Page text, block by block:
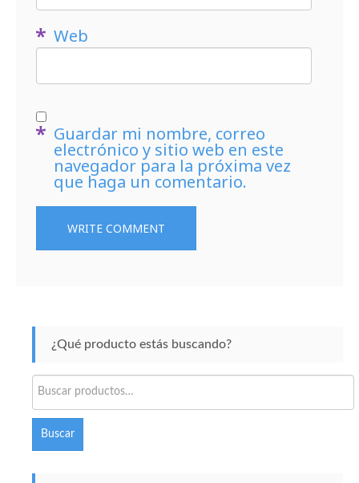
Web
Guardar mi nombre, correo
electrónico y sitio web en este
navegador para la próxima vez
que haga un comentario.
¿Qué producto estás buscando?
por:
Buscar